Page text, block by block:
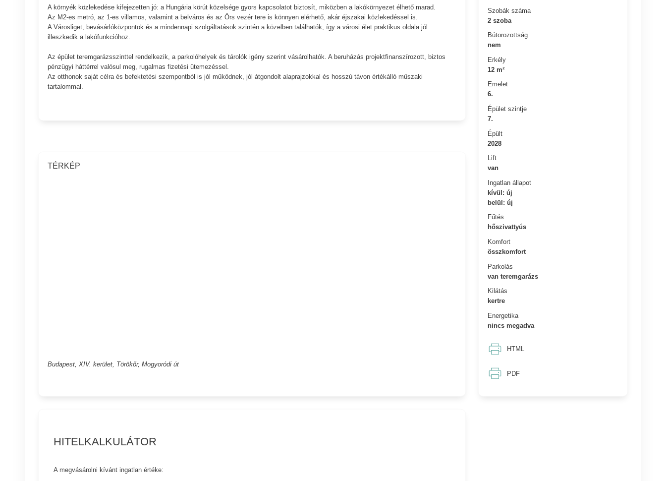
Szobák száma
2 szoba
Bútorozottság
nem
Erkély
12 m²
Emelet
6.
Épület szintje
7.
Épült
2028
Lift
van
Ingatlan állapot
kívül: új
belül: új
Fűtés
hőszivattyús
Komfort
összkomfort
Parkolás
van teremgarázs
Kilátás
kertre
Energetika
nincs megadva
HTML
PDF
A környék közlekedése kifejezetten jó: a Hungária körút közelsége gyors kapcsolatot biztosít, miközben a lakókörnyezet élhető marad.
Az M2-es metró, az 1-es villamos, valamint a belváros és az Örs vezér tere is könnyen elérhető, akár éjszakai közlekedéssel is.
A Városliget, bevásárlóközpontok és a mindennapi szolgáltatások szintén a közelben találhatók, így a városi élet praktikus oldala jól
illeszkedik a lakófunkcióhoz.
Az épület teremgarázsszinttel rendelkezik, a parkolóhelyek és tárolók igény szerint vásárolhatók. A beruházás projektfinanszírozott, biztos
pénzügyi háttérrel valósul meg, rugalmas fizetési ütemezéssel.
Az otthonok saját célra és befektetési szempontból is jól működnek, jól átgondolt alaprajzokkal és hosszú távon értékálló műszaki
tartalommal.
TÉRKÉP
Budapest, XIV. kerület, Törökőr, Mogyoródi út
HITELKALKULÁTOR
A megvásárolni kívánt ingatlan értéke: